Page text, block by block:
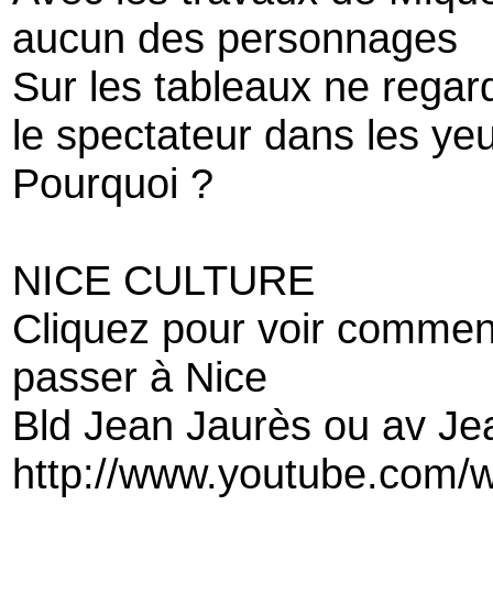
aucun des personnages
Sur les tableaux ne
le spectateur dans les
Pourquoi ?
NICE CULTURE
Cliquez pour voir
passer à Nice
Bld Jean Jaurès ou av
http://www.youtube.com/